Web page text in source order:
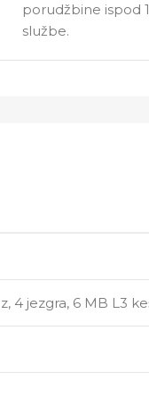
porudžbine ispod
službe.
4 jezgra, 6 MB L3